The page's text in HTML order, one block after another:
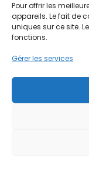
Pour offrir les
appareils. Le fait de
uniques sur ce site.
fonctions.
Gérer les services